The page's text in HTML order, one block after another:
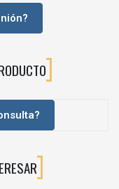
por
del
si procede).
una dispersión